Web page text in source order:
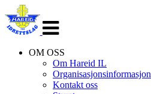
navigasjon
OM OSS
Om Hareid IL
Organisasjonsinformasjon
Kontakt oss